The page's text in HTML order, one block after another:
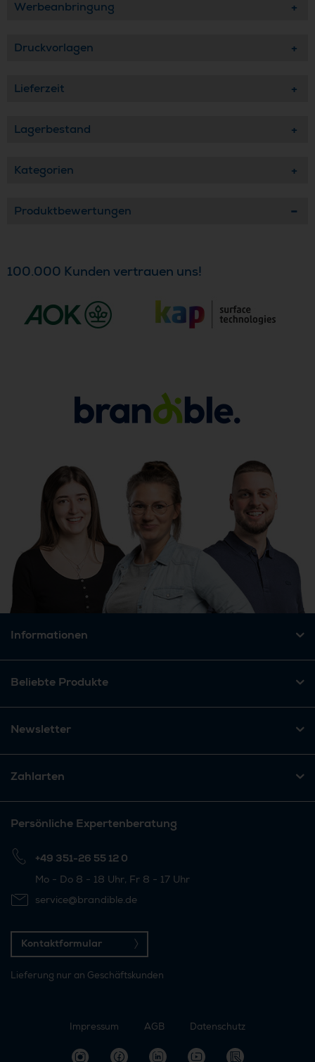
Werbeanbringung
Druckvorlagen
Lieferzeit
Lagerbestand
Kategorien
Produktbewertungen
100.000 Kunden vertrauen uns!
Informationen
Beliebte Produkte
Newsletter
Zahlarten
Persönliche Expertenberatung
+49 351-26 55 12 0
Mo - Do 8 - 18 Uhr, Fr 8 - 17 Uhr
service@brandible.de
Kontaktformular
Lieferung nur an Geschäftskunden
Impressum AGB Datenschutz